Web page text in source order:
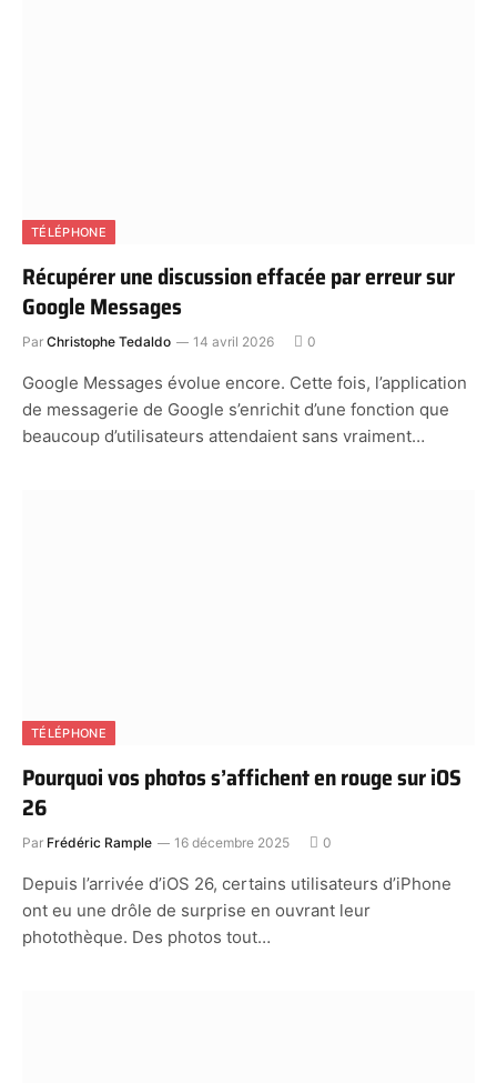
TÉLÉPHONE
Récupérer une discussion effacée par erreur sur
Google Messages
Par Christophe Tedaldo 14 avril 2026 0
Google Messages évolue encore. Cette fois, l’application
de messagerie de Google s’enrichit d’une fonction que
beaucoup d’utilisateurs attendaient sans vraiment…
TÉLÉPHONE
Pourquoi vos photos s’affichent en rouge sur iOS
26
Par Frédéric Rample 16 décembre 2025 0
Depuis l’arrivée d’iOS 26, certains utilisateurs d’iPhone
ont eu une drôle de surprise en ouvrant leur
photothèque. Des photos tout…